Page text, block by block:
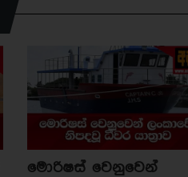
මොරිෂස් වෙනුවෙන්